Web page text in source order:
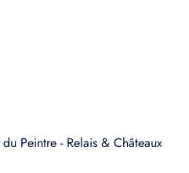
Peintre - Relais & Châteaux